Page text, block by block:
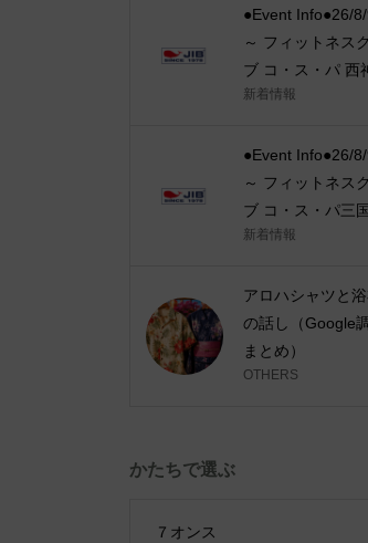
●Event Info●26/
～ フィットネス
ブ コ・ス・パ 西
新着情報
●Event Info●26/
～ フィットネス
ブ コ・ス・パ三国
新着情報
アロハシャツと
の話し（Google
まとめ）
OTHERS
かたちで選ぶ
７オンス